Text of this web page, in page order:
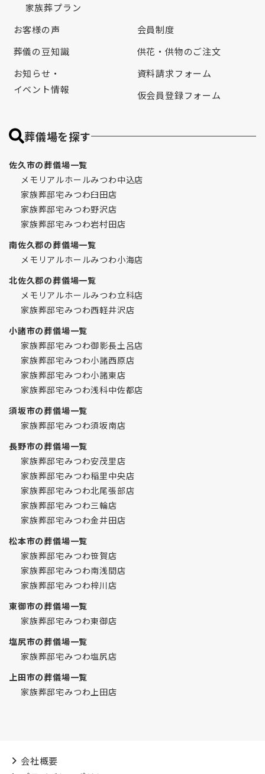
家族葬プラン
お客様の声
葬儀の豆知識
お知らせ・
イベント情報
会員制度
供花・供物のご注文
資料請求フォーム
仮会員登録フォーム
葬儀場を探す
佐久市の葬儀場一覧
メモリアルホールみつわ中込店
家族葬邸宅みつわ臼田店
家族葬邸宅みつわ野沢店
家族葬邸宅みつわ岩村田店
南佐久郡の葬儀場一覧
メモリアルホールみつわ小海店
北佐久郡の葬儀場一覧
メモリアルホールみつわ立科店
家族葬邸宅みつわ西軽井沢店
小諸市の葬儀場一覧
家族葬邸宅みつわ御影長土呂店
家族葬邸宅みつわ小諸西原店
家族葬邸宅みつわ小諸東店
家族葬邸宅みつわ浅科中佐都店
須坂市の葬儀場一覧
家族葬邸宅みつわ須坂南店
長野市の葬儀場一覧
家族葬邸宅みつわ安茂里店
家族葬邸宅みつわ稲里中央店
家族葬邸宅みつわ北尾張部店
家族葬邸宅みつわ三輪店
家族葬邸宅みつわ金井田店
松本市の葬儀場一覧
家族葬邸宅みつわ笹賀店
家族葬邸宅みつわ南浅間店
家族葬邸宅みつわ梓川店
東御市の葬儀場一覧
家族葬邸宅みつわ東御店
塩尻市の葬儀場一覧
家族葬邸宅みつわ塩尻店
上田市の葬儀場一覧
家族葬邸宅みつわ上田店
会社概要